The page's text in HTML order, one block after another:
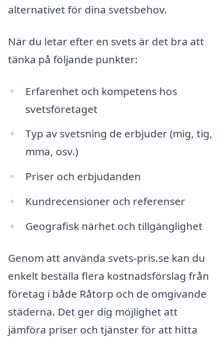
alternativet för dina svetsbehov.
När du letar efter en svets är det bra att
tänka på följande punkter:
Erfarenhet och kompetens hos
svetsföretaget
Typ av svetsning de erbjuder (mig, tig,
mma, osv.)
Priser och erbjudanden
Kundrecensioner och referenser
Geografisk närhet och tillgänglighet
Genom att använda svets-pris.se kan du
enkelt beställa flera kostnadsförslag från
företag i både Råtorp och de omgivande
städerna. Det ger dig möjlighet att
jämföra priser och tjänster för att hitta